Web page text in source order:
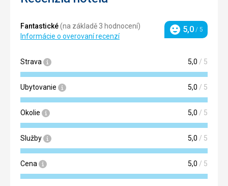
Fantastické(na základě 3 hodnocení)
Informácie o overovaní recenzí
Hodnotenie
5,0 / 5
Strava 5,0 / 5
Ubytovanie 5,0 / 5
Okolie 5,0 / 5
Služby 5,0 / 5
Cena 5,0 / 5